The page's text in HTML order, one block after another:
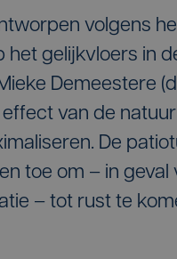
volgens
het gelijkvloers in
Demeestere
van de
De
toe om – in
– tot rust te